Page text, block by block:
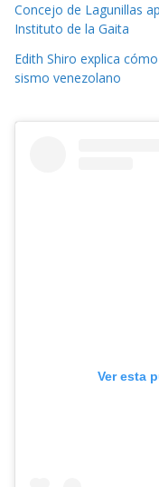
Concejo de Lagunillas
Instituto de la Gaita
Edith Shiro explica
sismo venezolano
Ver esta